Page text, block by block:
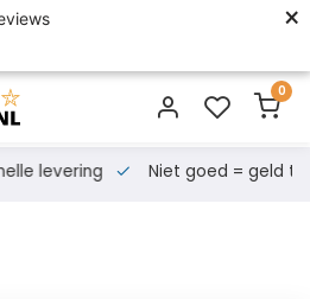
×
0
levering Niet goed = geld